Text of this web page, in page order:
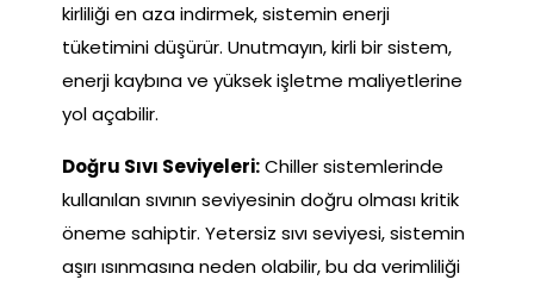
kirliliği en aza indirmek, sistemin enerji
tüketimini düşürür. Unutmayın, kirli bir sistem,
enerji kaybına ve yüksek işletme maliyetlerine
yol açabilir.
Doğru Sıvı Seviyeleri:Chiller sistemlerinde
kullanılan sıvının seviyesinin doğru olması kritik
öneme sahiptir. Yetersiz sıvı seviyesi, sistemin
aşırı ısınmasına neden olabilir, bu da verimliliği